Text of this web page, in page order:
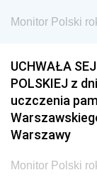
Monitor Polski
UCHWAŁA
POLSKIEJ z
uczczenia
Warszawy
Monitor Polski